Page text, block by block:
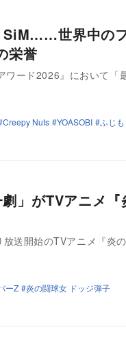
SiM……世界中の
栄誉
ワード2026』において「
Creepy Nuts YOASOBI
ふじも
」がTVアニメ『
送開始のTVアニメ『炎
ーZ 炎の闘球女 ドッジ弾子